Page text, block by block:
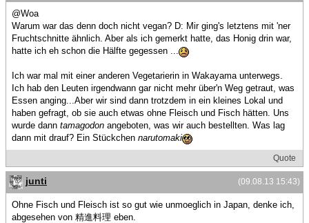
@Woa
Warum war das denn doch nicht vegan? D: Mir ging's letztens mit 'ner
Fruchtschnitte ähnlich. Aber als ich gemerkt hatte, das Honig drin war,
hatte ich eh schon die Hälfte gegessen ...
Ich war mal mit einer anderen Vegetarierin in Wakayama unterwegs.
Ich hab den Leuten irgendwann gar nicht mehr über'n Weg getraut, was
Essen anging...Aber wir sind dann trotzdem in ein kleines Lokal und
haben gefragt, ob sie auch etwas ohne Fleisch und Fisch hätten. Uns
wurde dann tamagodon angeboten, was wir auch bestellten. Was lag
dann mit drauf? Ein Stückchen narutomaki
Quote
(09.08.13 15:43)
junti
Ohne Fisch und Fleisch ist so gut wie unmoeglich in Japan, denke ich,
abgesehen von 精進料理 eben.